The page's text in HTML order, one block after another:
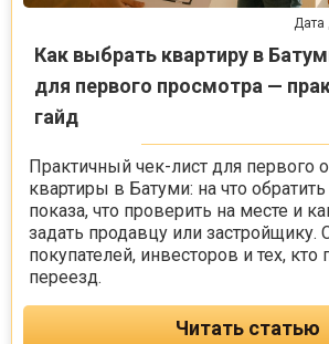
Дата
Как выбрать квартиру в
для первого просмотра —
гайд
Практичный чек-лист для первого
квартиры в Батуми: на что
показа, что проверить на месте и
задать продавцу или застройщику.
покупателей, инвесторов и тех, кто
переезд.
Читать статью